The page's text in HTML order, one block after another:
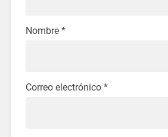
Nombre *
Correo electrónico *